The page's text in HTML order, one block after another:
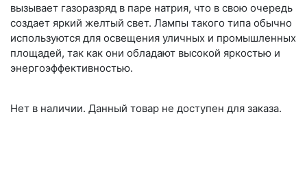
вызывает газоразряд в паре натрия, что в свою очередь
создает яркий желтый свет. Лампы такого типа обычно
используются для освещения уличных и промышленных
площадей, так как они обладают высокой яркостью и
энергоэффективностью.
Нет в наличии. Данный товар не доступен для заказа.